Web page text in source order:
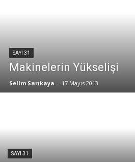
SAYI 31
Makinelerin Yükselişi
Selim Sarıkaya - 17 Mayıs 2013
SAYI 31